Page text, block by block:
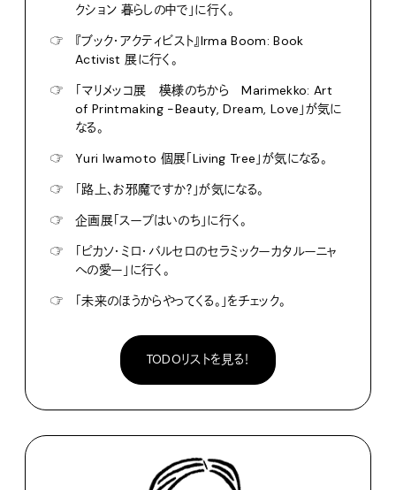
クション 暮らしの中で」に行く。
☞
『ブック・アクティビスト』Irma Boom: Book
Activist 展に行く。
☞
「マリメッコ展 模様のちから Marimekko: Art
of Printmaking -Beauty, Dream, Love」が気に
なる。
☞
Yuri Iwamoto 個展「Living Tree」が気になる。
☞
「路上、お邪魔ですか？」が気になる。
☞
企画展「スープはいのち」に行く。
☞
「ピカソ・ミロ・バルセロのセラミックーカタルーニャ
への愛ー」に行く。
☞
「未来のほうからやってくる。」をチェック。
TODOリストを見る！